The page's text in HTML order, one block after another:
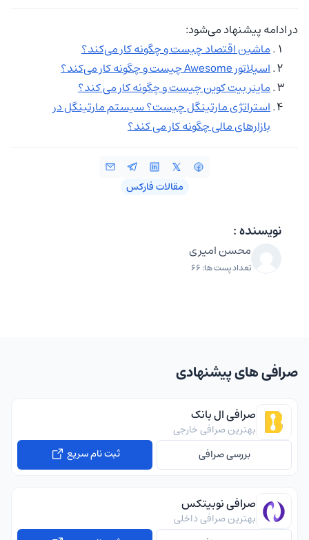
در ادامه پیشنهاد می‌شود:
ماشین اقتصاد چیست و چگونه کار می‌کند؟
اسیلاتور Awesome چیست و چگونه کار می‌کند؟
ماینر بیت کوین چیست و چگونه کار می کند؟
استراتژی مارتینگل چیست؟ سیستم مارتینگل در
بازارهای مالی چگونه کار می کند؟
مقالات فارکس
نویسنده :
محسن امیری
تعداد پست ها: 66
صرافی های پیشنهادی
صرافی ال بانک
بهترین صرافی خارجی
بررسی صرافی
ثبت نام سریع
صرافی نوبیتکس
بهترین صرافی داخلی